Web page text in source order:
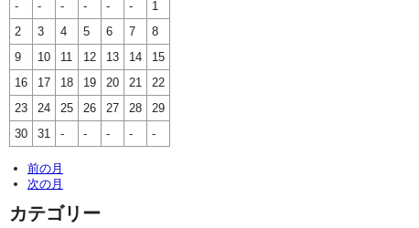
-
- - - - -
1
2
3 4 5 6 7
8
9
10 11 12 13 14
15
16
17 18 19 20 21
22
23
24 25 26 27 28
29
30
31 - - - - -
前の月
次の月
カテゴリー